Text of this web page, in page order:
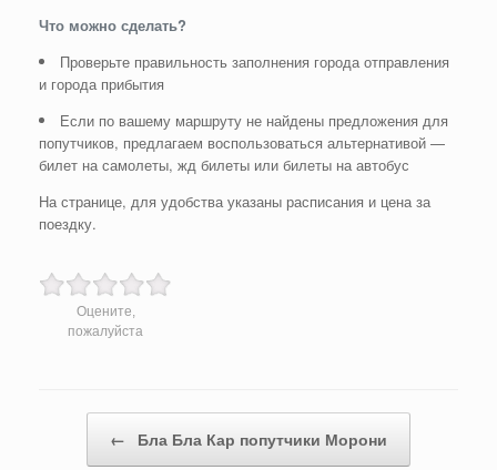
Что можно сделать?
Проверьте правильность заполнения города отправления
и города прибытия
Если по вашему маршруту не найдены предложения для
попутчиков, предлагаем воспользоваться альтернативой —
билет на самолеты, жд билеты или билеты на автобус
На странице, для удобства указаны расписания и цена за
поездку.
Оцените,
пожалуйста
Post navigation
← Бла Бла Кар попутчики Морони